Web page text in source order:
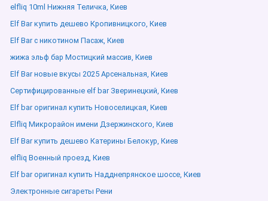
elfliq 10ml Нижняя Теличка, Киев
Elf Bar купить дешево Кропивницкого, Киев
Elf Bar с никотином Пасаж, Киев
жижа эльф бар Мостицкий массив, Киев
Elf Bar новые вкусы 2025 Арсенальная, Киев
Сертифицированные elf bar Зверинецкий, Киев
Elf bar оригинал купить Новоселицкая, Киев
Elfliq Микрорайон имени Дзержинского, Киев
Elf Bar купить дешево Катерины Белокур, Киев
elfliq Военный проезд, Киев
Elf bar оригинал купить Надднепрянское шоссе, Киев
Электронные сигареты Рени